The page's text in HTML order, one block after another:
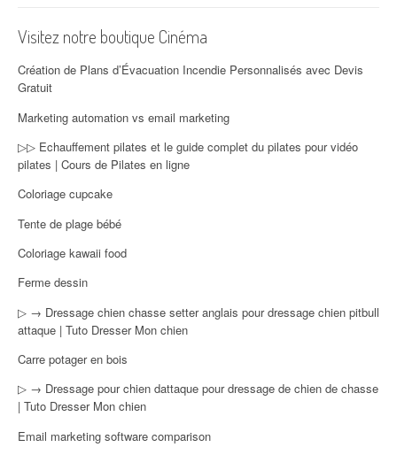
Visitez notre boutique Cinéma
Création de Plans d’Évacuation Incendie Personnalisés avec Devis
Gratuit
Marketing automation vs email marketing
▷▷ Echauffement pilates et le guide complet du pilates pour vidéo
pilates | Cours de Pilates en ligne
Coloriage cupcake
Tente de plage bébé
Coloriage kawaii food
Ferme dessin
▷ → Dressage chien chasse setter anglais pour dressage chien pitbull
attaque | Tuto Dresser Mon chien
Carre potager en bois
▷ → Dressage pour chien dattaque pour dressage de chien de chasse
| Tuto Dresser Mon chien
Email marketing software comparison